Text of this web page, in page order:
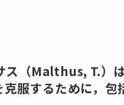
ス（Malthus, T.）
克服するために，包